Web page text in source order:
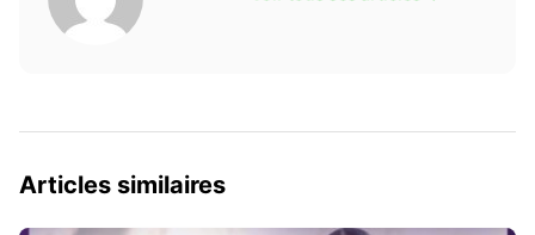
Articles similaires